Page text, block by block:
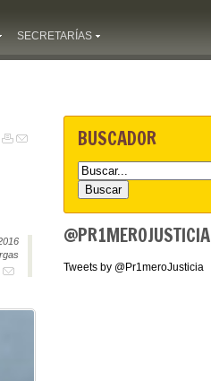
SECRETARÍAS
BUSCADOR
@PR1MEROJUSTICIA
Tweets by @Pr1meroJusticia